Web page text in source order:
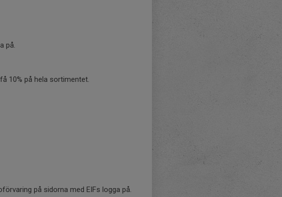
på.
10% på hela sortimentet.
på sidorna med EIFs logga på.